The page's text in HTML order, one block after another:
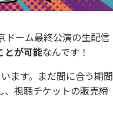
ドーム最終公演の生配信
とが可能なんです！
ます。まだ間に合う期間
視聴チケットの販売締